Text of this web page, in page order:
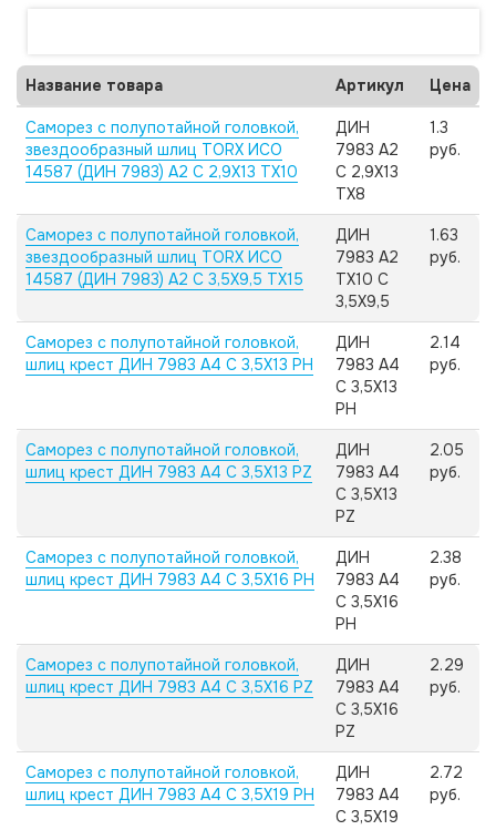
Название товара Артикул Цена
Саморез с полупотайной головкой,
звездообразный шлиц TORX ИСО
14587 (ДИН 7983) А2 C 2,9X13 TX10
ДИН
7983 А2
C 2,9X13
TX8
1.3
руб.
Саморез с полупотайной головкой,
звездообразный шлиц TORX ИСО
14587 (ДИН 7983) А2 C 3,5X9,5 TX15
ДИН
7983 А2
TX10 C
3,5X9,5
1.63
руб.
Саморез с полупотайной головкой,
шлиц крест ДИН 7983 А4 C 3,5X13 PH
ДИН
7983 А4
C 3,5X13
PH
2.14
руб.
Саморез с полупотайной головкой,
шлиц крест ДИН 7983 А4 C 3,5X13 PZ
ДИН
7983 А4
C 3,5X13
PZ
2.05
руб.
Саморез с полупотайной головкой,
шлиц крест ДИН 7983 А4 C 3,5X16 PH
ДИН
7983 А4
C 3,5X16
PH
2.38
руб.
Саморез с полупотайной головкой,
шлиц крест ДИН 7983 А4 C 3,5X16 PZ
ДИН
7983 А4
C 3,5X16
PZ
2.29
руб.
Саморез с полупотайной головкой,
шлиц крест ДИН 7983 А4 C 3,5X19 PH
ДИН
7983 А4
C 3,5X19
2.72
руб.